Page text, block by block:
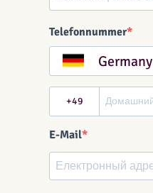
Telefonnummer
Germany
E-Mail